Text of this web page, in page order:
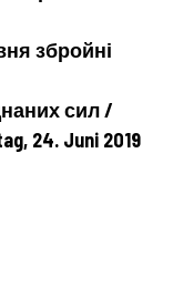
збройні
сил /
24. Juni 2019